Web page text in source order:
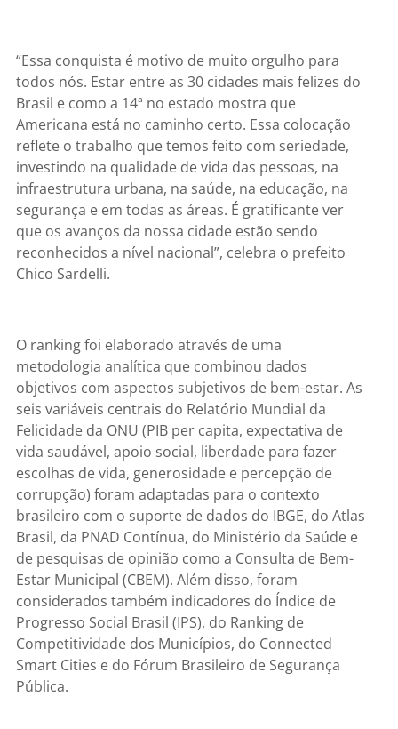
“Essa conquista é motivo de muito orgulho para
todos nós. Estar entre as 30 cidades mais felizes do
Brasil e como a 14ª no estado mostra que
Americana está no caminho certo. Essa colocação
reflete o trabalho que temos feito com seriedade,
investindo na qualidade de vida das pessoas, na
infraestrutura urbana, na saúde, na educação, na
segurança e em todas as áreas. É gratificante ver
que os avanços da nossa cidade estão sendo
reconhecidos a nível nacional”, celebra o prefeito
Chico Sardelli.
O ranking foi elaborado através de uma
metodologia analítica que combinou dados
objetivos com aspectos subjetivos de bem-estar. As
seis variáveis centrais do Relatório Mundial da
Felicidade da ONU (PIB per capita, expectativa de
vida saudável, apoio social, liberdade para fazer
escolhas de vida, generosidade e percepção de
corrupção) foram adaptadas para o contexto
brasileiro com o suporte de dados do IBGE, do Atlas
Brasil, da PNAD Contínua, do Ministério da Saúde e
de pesquisas de opinião como a Consulta de Bem-
Estar Municipal (CBEM). Além disso, foram
considerados também indicadores do Índice de
Progresso Social Brasil (IPS), do Ranking de
Competitividade dos Municípios, do Connected
Smart Cities e do Fórum Brasileiro de Segurança
Pública.